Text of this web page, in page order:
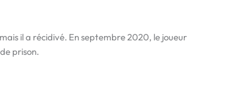
il a récidivé. En septembre 2020, le joueur
prison.